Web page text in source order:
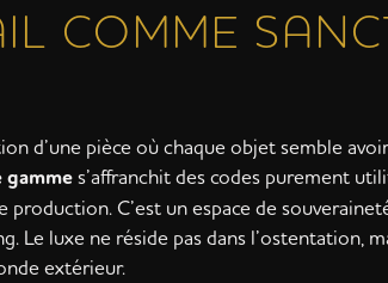
COMME
d’une pièce où chaque objet semble
gammes’affranchit des codes purement
production. C’est un espace de
Le luxe ne réside pas dans l’ostentation,
extérieur.